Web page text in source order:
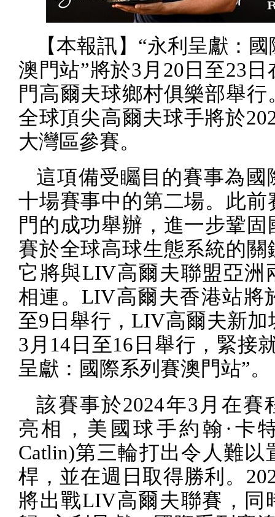
【本報訊】“永利呈獻：
澳門站”將於3 月 20 日至23
門高爾夫球鄉村俱樂部舉行
全球頂尖高爾夫球手將於
大灣區參賽。
這項備受矚目的賽事為國
十場賽事中的第二場。此前
門的成功舉辦，進一步鞏固
賽於全球高球生態系統的關
它將與LIV高爾夫聯盟亞洲
相連。 LIV高爾夫香港站將
至9 日舉行， LIV高爾夫新加
3月 14 日至16 日舉行，緊接
呈獻：國際系列賽澳門站”。
該賽事於2024年3 月在賽
亮相，美國球手約翰·卡
Catlin)第三輪打出令人難以
桿，並在週日取得勝利。
將出戰LIV高爾夫聯賽，同